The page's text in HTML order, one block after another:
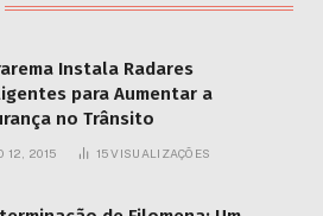
Instala Radares
para Aumentar a
no Trânsito
12, 2015 15VISUALIZAÇÕES